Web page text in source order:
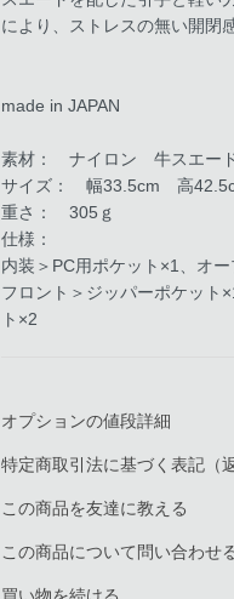
により、ストレスの無い開閉
made in JAPAN
素材： ナイロン 牛スエー
サイズ： 幅33.5cm 高
重さ： 305ｇ
仕様：
内装＞PC用ポケット×1、オ
フロント＞ジッパーポケット
ト×2
オプションの値段詳細
特定商取引法に基づく表記（
この商品を友達に教える
この商品について問い合わせ